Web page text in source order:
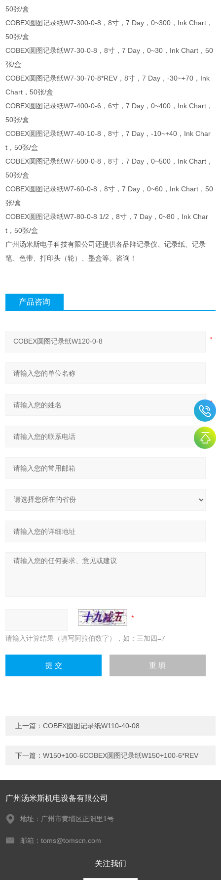
50张/盒
COBEX圆图记录纸W7-300-0-8，8寸，7 Day，0~300，Ink Chart，
50张/盒
COBEX圆图记录纸W7-30-0-8，8寸，7 Day，0~30，Ink Chart，50
张/盒
COBEX圆图记录纸W7-30-70-8*REV，8寸，7 Day，-30~+70，Ink
Chart，50张/盒
COBEX圆图记录纸W7-400-0-6，6寸，7 Day，0~400，Ink Chart，
50张/盒
COBEX圆图记录纸W7-40-10-8，8寸，7 Day，-10~+40，Ink Char
t，50张/盒
COBEX圆图记录纸W7-500-0-8，8寸，7 Day，0~500，Ink Chart，
50张/盒
COBEX圆图记录纸W7-60-0-8，8寸，7 Day，0~60，Ink Chart，50
张/盒
COBEX圆图记录纸W7-80-0-8 1/2，8寸，7 Day，0~80，Ink Char
t，50张/盒
广州汤米斯电子科技有限公司还提供各品牌记录仪、记录纸、记录
笔、色带、打印头（轮）、墨盒等。咨询！
产品咨询
请输入计算结果（填写阿拉伯数字），如：三加四=7
上一篇：COBEX圆图记录纸W110-40-08
下一篇：W150+100-6COBEX圆图记录纸W150+100-6*REV
广州汤米斯机电设备有限公司
地址：广州市黄埔区正阳里1号
邮箱：toms@tomscn.com
关注我们